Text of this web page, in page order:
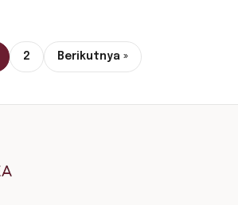
2 Berikutnya »